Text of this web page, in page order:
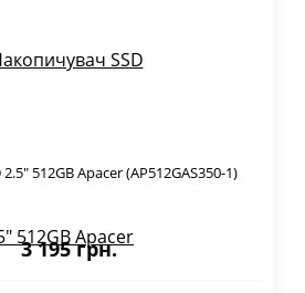
512GB Apacer (AP512GAS350-1)
3 195 грн.